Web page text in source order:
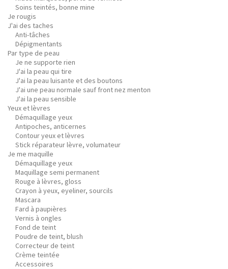
Soins teintés, bonne mine
Je rougis
J'ai des taches
Anti-tâches
Dépigmentants
Par type de peau
Je ne supporte rien
J'ai la peau qui tire
J'ai la peau luisante et des boutons
J'ai une peau normale sauf front nez menton
J'ai la peau sensible
Yeux et lèvres
Démaquillage yeux
Antipoches, anticernes
Contour yeux et lèvres
Stick réparateur lèvre, volumateur
Je me maquille
Démaquillage yeux
Maquillage semi permanent
Rouge à lèvres, gloss
Crayon à yeux, eyeliner, sourcils
Mascara
Fard à paupières
Vernis à ongles
Fond de teint
Poudre de teint, blush
Correcteur de teint
Crème teintée
Accessoires